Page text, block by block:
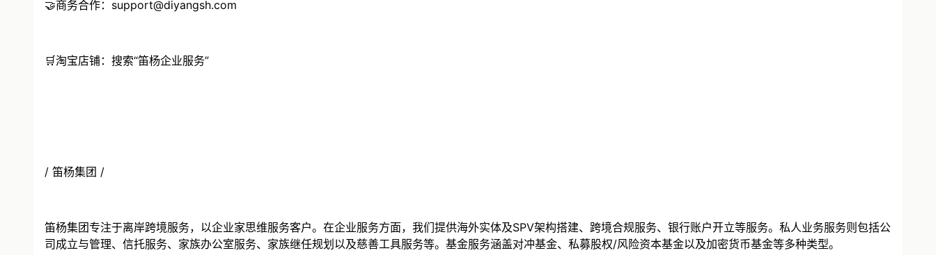
🤝商务合作：support@diyangsh.com
🛒淘宝店铺：搜索“笛杨企业服务”
/ 笛杨集团 /
笛杨集团专注于离岸跨境服务，以企业家思维服务客户。在企业服务方面，我们提供海外实体及SPV架构搭建、跨境合规服务、银行账户开立等服务。私人业务服务则包括公
司成立与管理、信托服务、家族办公室服务、家族继任规划以及慈善工具服务等。基金服务涵盖对冲基金、私募股权/风险资本基金以及加密货币基金等多种类型。